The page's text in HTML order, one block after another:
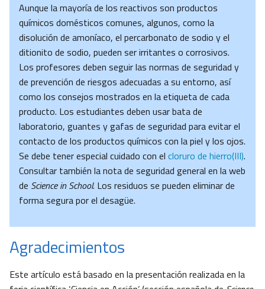
Aunque la mayoría de los reactivos son productos
químicos domésticos comunes, algunos, como la
disolución de amoníaco, el percarbonato de sodio y el
ditionito de sodio, pueden ser irritantes o corrosivos.
Los profesores deben seguir las normas de seguridad y
de prevención de riesgos adecuadas a su entorno, así
como los consejos mostrados en la etiqueta de cada
producto. Los estudiantes deben usar bata de
laboratorio, guantes y gafas de seguridad para evitar el
contacto de los productos químicos con la piel y los ojos.
Se debe tener especial cuidado con el cloruro de hierro(III).
Consultar también la nota de seguridad general en la web
de Science in School. Los residuos se pueden eliminar de
forma segura por el desagüe.
Agradecimientos
Este artículo está basado en la presentación realizada en la